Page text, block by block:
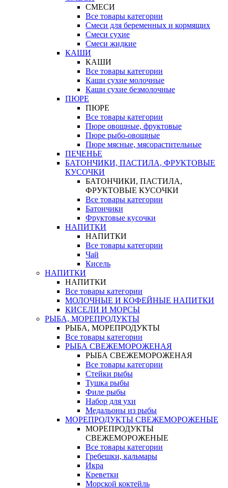
СМЕСИ
Все товары категории
Смеси для беременных и кормящих
Смеси сухие
Смеси жидкие
КАШИ
КАШИ
Все товары категории
Каши сухие молочные
Каши сухие безмолочные
ПЮРЕ
ПЮРЕ
Все товары категории
Пюре овощные, фруктовые
Пюре рыбо-овощные
Пюре мясные, мясорастительные
ПЕЧЕНЬЕ
БАТОНЧИКИ, ПАСТИЛА, ФРУКТОВЫЕ
КУСОЧКИ
БАТОНЧИКИ, ПАСТИЛА,
ФРУКТОВЫЕ КУСОЧКИ
Все товары категории
Батончики
Фруктовые кусочки
НАПИТКИ
НАПИТКИ
Все товары категории
Чай
Кисель
НАПИТКИ
НАПИТКИ
Все товары категории
МОЛОЧНЫЕ И КОФЕЙНЫЕ НАПИТКИ
КИСЕЛИ И МОРСЫ
РЫБА, МОРЕПРОДУКТЫ
РЫБА, МОРЕПРОДУКТЫ
Все товары категории
РЫБА СВЕЖЕМОРОЖЕНАЯ
РЫБА СВЕЖЕМОРОЖЕНАЯ
Все товары категории
Стейки рыбы
Тушка рыбы
Филе рыбы
Набор для ухи
Медальоны из рыбы
МОРЕПРОДУКТЫ СВЕЖЕМОРОЖЕНЫЕ
МОРЕПРОДУКТЫ
СВЕЖЕМОРОЖЕНЫЕ
Все товары категории
Гребешки, кальмары
Икра
Креветки
Морской коктейль